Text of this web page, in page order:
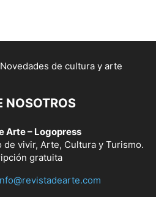
NOSOTROS
Arte – Logopress
de vivir, Arte, Cultura y Turismo.
gratuita